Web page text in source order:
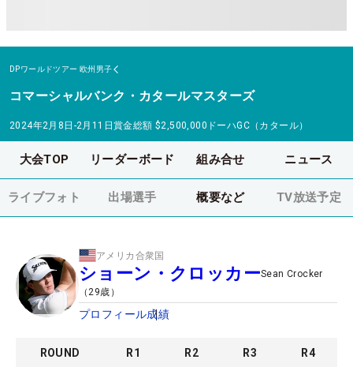
DPワールドツアー 欧州男子
コマーシャルバンク・カタールマスターズ
2024年2月8日-2月11日賞金総額 $2,500,000 ドーハGC（カタール）
大会TOP リーダーボード 組み合せ ニュース
ライブフォト 出場選手 概要など TV放送予定
アメリカ合衆国
ショーン・クロッカーSean Crocker
（29歳）
プロフィール成績
ROUND R1 R2 R3 R4